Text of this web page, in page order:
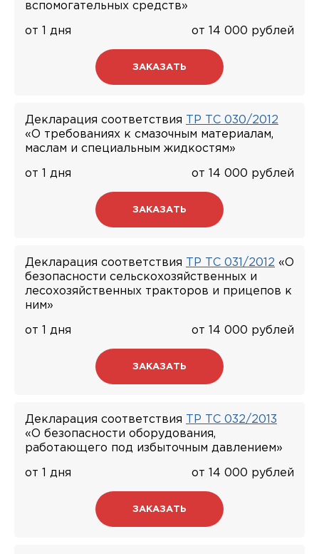
вспомогательных средств»
от 1 дня от 14 000 рублей
ЗАКАЗАТЬ
Декларация соответствия
ТР ТС 030/2012
«О требованиях к смазочным материалам,
маслам и специальным жидкостям»
от 1 дня от 14 000 рублей
ЗАКАЗАТЬ
Декларация соответствия ТР ТС 031/2012 «О
безопасности сельскохозяйственных и
лесохозяйственных тракторов и прицепов к
ним»
от 1 дня от 14 000 рублей
ЗАКАЗАТЬ
Декларация соответствия
ТР ТС 032/2013
«О безопасности оборудования,
работающего под избыточным давлением»
от 1 дня от 14 000 рублей
ЗАКАЗАТЬ